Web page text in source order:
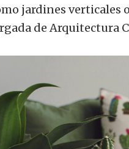
jardines verticales
de Arquitectura